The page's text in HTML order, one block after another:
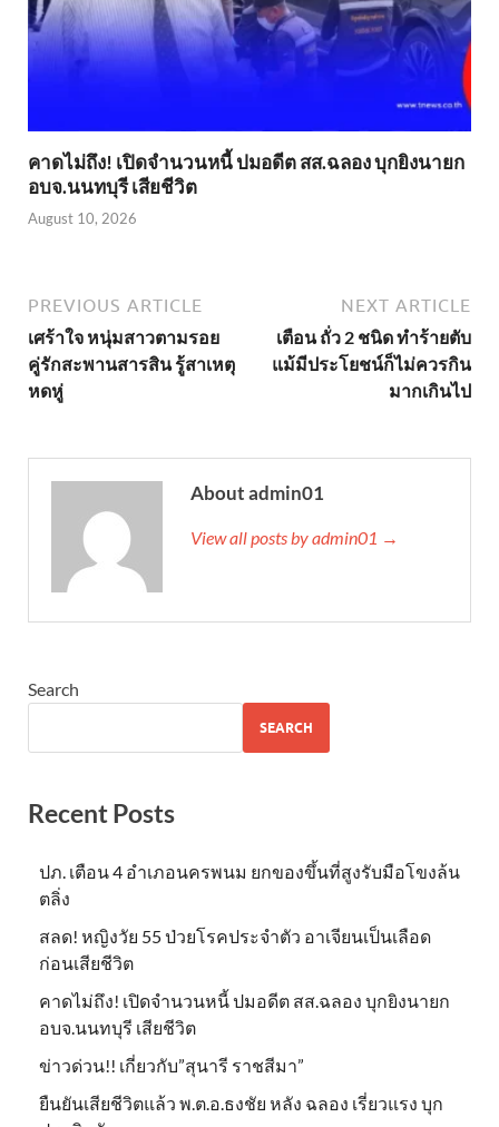
คาดไม่ถึง! เปิดจำนวนหนี้ ปมอดีต สส.ฉลอง บุกยิงนายก
อบจ.นนทบุรี เสียชีวิต
August 10, 2026
PREVIOUS ARTICLE
เศร้าใจ หนุ่มสาวตามรอย
คู่รักสะพานสารสิน รู้สาเหตุ
หดหู่
NEXT ARTICLE
เตือน ถั่ว 2 ชนิด ทำร้ายตับ
แม้มีประโยชน์ก็ไม่ควรกิน
มากเกินไป
About admin01
View all posts by admin01 →
Search
SEARCH
Recent Posts
ปภ. เตือน 4 อำเภอนครพนม ยกของขึ้นที่สูงรับมือโขงล้น
ตลิ่ง
สลด! หญิงวัย 55 ป่วยโรคประจำตัว อาเจียนเป็นเลือด
ก่อนเสียชีวิต
คาดไม่ถึง! เปิดจำนวนหนี้ ปมอดีต สส.ฉลอง บุกยิงนายก
อบจ.นนทบุรี เสียชีวิต
ข่าวด่วน!! เกี่ยวกับ”สุนารี ราชสีมา”
ยืนยันเสียชีวิตแล้ว พ.ต.อ.ธงชัย หลัง ฉลอง เรี่ยวแรง บุก